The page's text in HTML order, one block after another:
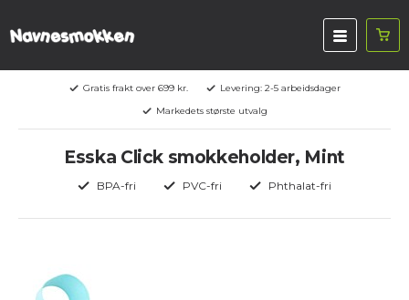
Gratis frakt over 699 kr.
Levering: 2-5 arbeidsdager
Markedets største utvalg
Esska Click smokkeholder, Mint
BPA-fri PVC-fri Phthalat-fri